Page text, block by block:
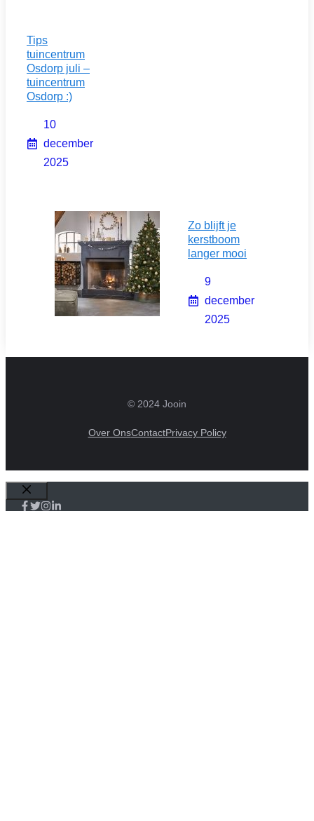
Tips
tuincentrum
Osdorp juli –
tuincentrum
Osdorp :)
10
december
2025
Zo blijft je
kerstboom
langer mooi
9
december
2025
© 2024 Jooin
Over OnsContactPrivacy Policy
Sluiten